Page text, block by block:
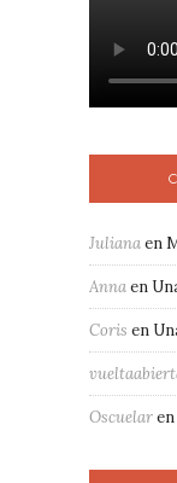
Julianaen
Annaen
Coris en
Oscuelaren